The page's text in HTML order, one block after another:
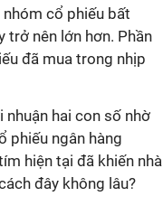
cổ phiếu bất
trở nên lớn hơn. Phần
đã mua trong nhịp
hai con số nhờ
phiếu ngân hàng
hiện tại đã khiến nhà
đây không lâu?